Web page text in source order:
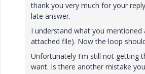
thank you very much for your
late answer.
I understand what you mentioned
attached file). Now the loop
Unfortunately I'm still not getting
want. Is there another mistake